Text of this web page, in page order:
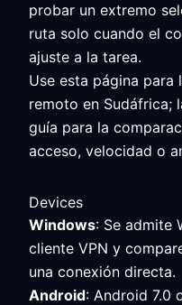
probar un extremo
ruta solo cuando el
ajuste a la tarea.
Use esta página
remoto en Sudáfrica;
guía para la
acceso, velocidad o
Devices
Windows: Se admite
cliente VPN y
una conexión directa.
Android: Android 7.0